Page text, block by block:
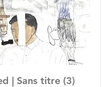
| Sans titre (3)